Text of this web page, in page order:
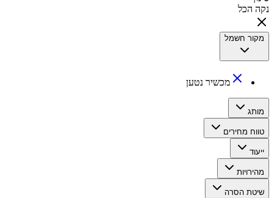
נקה הכל
מקור חשמל
‏מכשיר נטען
מותג
טווח מחירים
ייעוד
מהירויות
שיטת הסרה